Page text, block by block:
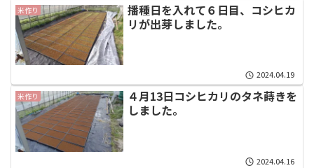
米作り
播種日を入れて６日目、コシヒカ
リが出芽しました。
2024.04.19
米作り
４月13日コシヒカリのタネ蒔きを
しました。
2024.04.16